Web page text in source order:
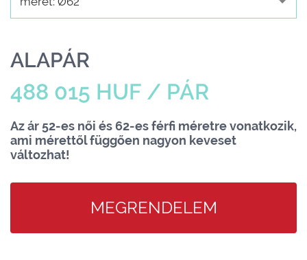
ALAPÁR
488 015 HUF / PÁR
Az ár 52-es női és 62-es férfi méretre vonatkozik,
ami mérettől függően nagyon keveset
változhat!
MEGRENDELEM